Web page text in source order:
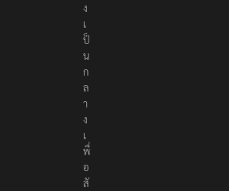
ง
เ
ป็
น
ก
ล
า
ง
เ
พื่
อ
สั